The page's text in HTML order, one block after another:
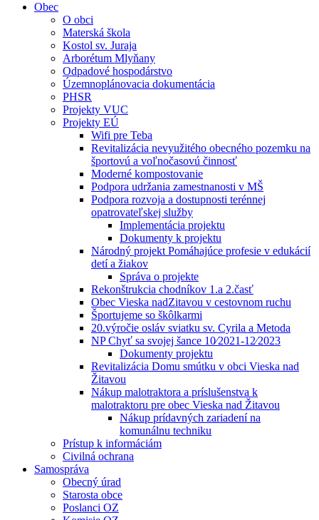
Obec
O obci
Materská škola
Kostol sv. Juraja
Arborétum Mlyňany
Odpadové hospodárstvo
Územnoplánovacia dokumentácia
PHSR
Projekty VUC
Projekty EÚ
Wifi pre Teba
Revitalizácia nevyužitého obecného pozemku na
športovú a voľnočasovú činnosť
Moderné kompostovanie
Podpora udržania zamestnanosti v MŠ
Podpora rozvoja a dostupnosti terénnej
opatrovateľskej služby
Implementácia projektu
Dokumenty k projektu
Národný projekt Pomáhajúce profesie v edukácií
detí a žiakov
Správa o projekte
Rekonštrukcia chodníkov 1.a 2.časť
Obec Vieska nadZitavou v cestovnom ruchu
Športujeme so škôlkarmi
20.výročie osláv sviatku sv. Cyrila a Metoda
NP Chyť sa svojej šance 10⁄2021-12⁄2023
Dokumenty projektu
Revitalizácia Domu smútku v obci Vieska nad
Žitavou
Nákup malotraktora a príslušenstva k
malotraktoru pre obec Vieska nad Žitavou
Nákup prídavných zariadení na
komunálnu techniku
Prístup k informáciám
Civilná ochrana
Samospráva
Obecný úrad
Starosta obce
Poslanci OZ